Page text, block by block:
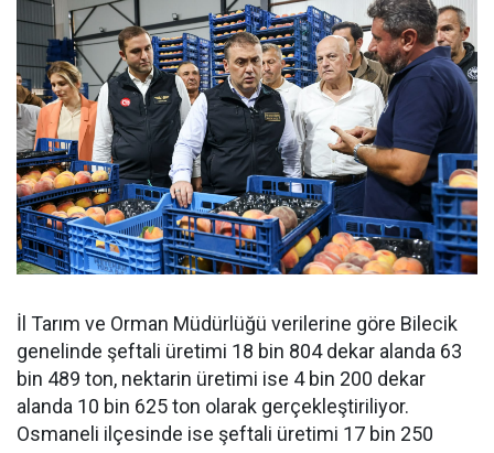
İl Tarım ve Orman Müdürlüğü verilerine göre Bilecik
genelinde şeftali üretimi 18 bin 804 dekar alanda 63
bin 489 ton, nektarin üretimi ise 4 bin 200 dekar
alanda 10 bin 625 ton olarak gerçekleştiriliyor.
Osmaneli ilçesinde ise şeftali üretimi 17 bin 250